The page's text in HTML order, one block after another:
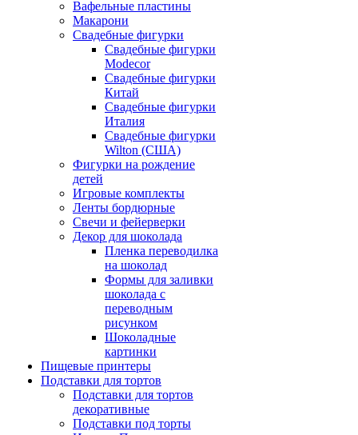
Вафельные пластины
Макарони
Свадебные фигурки
Свадебные фигурки
Modecor
Свадебные фигурки
Китай
Свадебные фигурки
Италия
Свадебные фигурки
Wilton (США)
Фигурки на рождение
детей
Игровые комплекты
Ленты бордюрные
Свечи и фейерверки
Декор для шоколада
Пленка переводилка
на шоколад
Формы для заливки
шоколада с
переводным
рисунком
Шоколадные
картинки
Пищевые принтеры
Подставки для тортов
Подставки для тортов
декоративные
Подставки под торты